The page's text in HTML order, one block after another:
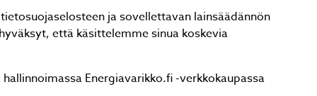
ja sovellettavan lainsäädännön
että käsittelemme sinua koskevia
Energiavarikko.fi -verkkokaupassa